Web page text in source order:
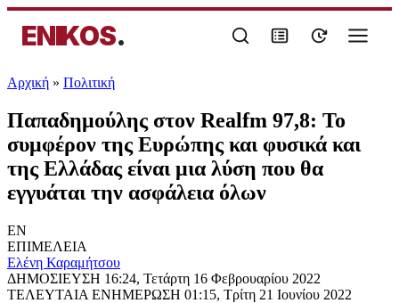
ENIKOS.
Αρχική » Πολιτική
Παπαδημούλης στον Realfm 97,8: Το
συμφέρον της Ευρώπης και φυσικά και
της Ελλάδας είναι μια λύση που θα
εγγυάται την ασφάλεια όλων
EN
ΕΠΙΜΕΛΕΙΑ
Ελένη Καραμήτσου
ΔΗΜΟΣΙΕΥΣΗ 16:24, Τετάρτη 16 Φεβρουαρίου 2022
ΤΕΛΕΥΤΑΙΑ ΕΝΗΜΕΡΩΣΗ 01:15, Τρίτη 21 Ιουνίου 2022